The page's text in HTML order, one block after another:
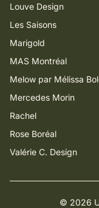
Louve Design
Les Saisons
Marigold
MAS Montréal
Melow par Mélissa
Mercedes Morin
Rachel
Rose Boréal
Valérie C. Design
© 2026